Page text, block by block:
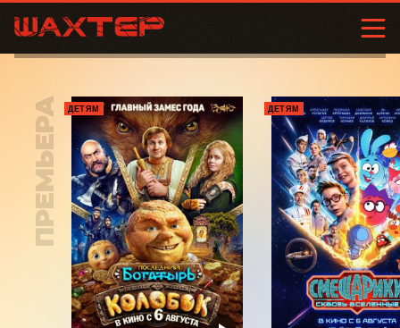
ПРЕМЬЕРА ДЕТЯМ ДЕТЯМ